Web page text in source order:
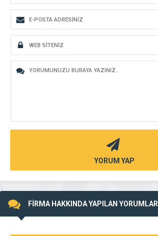
YORUM YAP
FİRMA HAKKINDA YAPILAN YORUMLAR